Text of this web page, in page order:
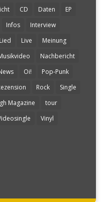
CD Daten
EP
Infos
Interview
Lied Live
Meinung
Nachbericht
Oi!
Pop-Punk
Rock
Single
Magazine
tour
Vinyl